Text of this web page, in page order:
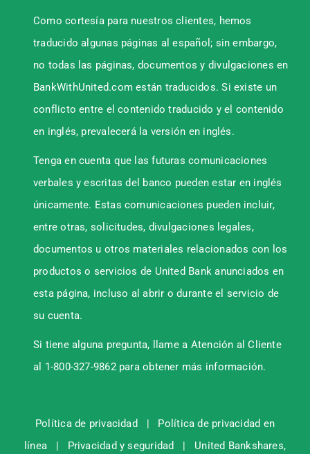
Como cortesía para nuestros clientes, hemos
traducido algunas páginas al español; sin embargo,
no todas las páginas, documentos y divulgaciones en
BankWithUnited.com están traducidos. Si existe un
conflicto entre el contenido traducido y el contenido
en inglés, prevalecerá la versión en inglés.
Tenga en cuenta que las futuras comunicaciones
verbales y escritas del banco pueden estar en inglés
únicamente. Estas comunicaciones pueden incluir,
entre otras, solicitudes, divulgaciones legales,
documentos u otros materiales relacionados con los
productos o servicios de United Bank anunciados en
esta página, incluso al abrir o durante el servicio de
su cuenta.
Si tiene alguna pregunta, llame a Atención al Cliente
al 1-800-327-9862 para obtener más información.
Política de privacidad | Política de privacidad en
línea| Privacidad y seguridad | United Bankshares,